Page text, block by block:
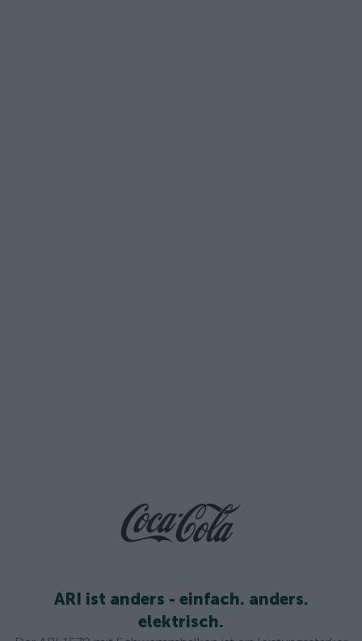
ARI ist anders - einfach. anders.
elektrisch.